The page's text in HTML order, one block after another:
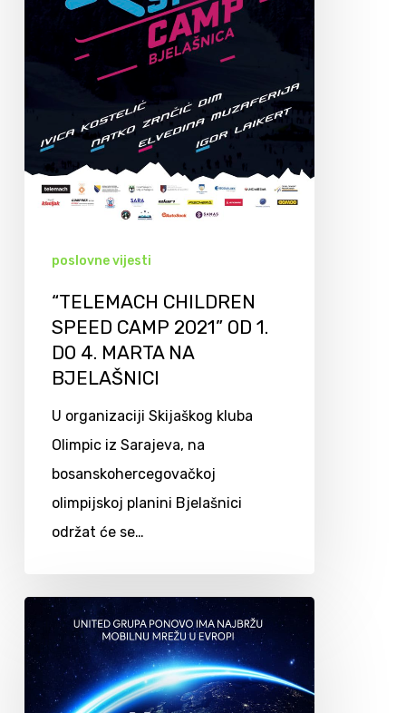
poslovne vijesti
“TELEMACH CHILDREN
SPEED CAMP 2021” OD 1.
DO 4. MARTA NA
BJELAŠNICI
U organizaciji Skijaškog kluba
Olimpic iz Sarajeva, na
bosanskohercegovačkoj
olimpijskoj planini Bjelašnici
održat će se…